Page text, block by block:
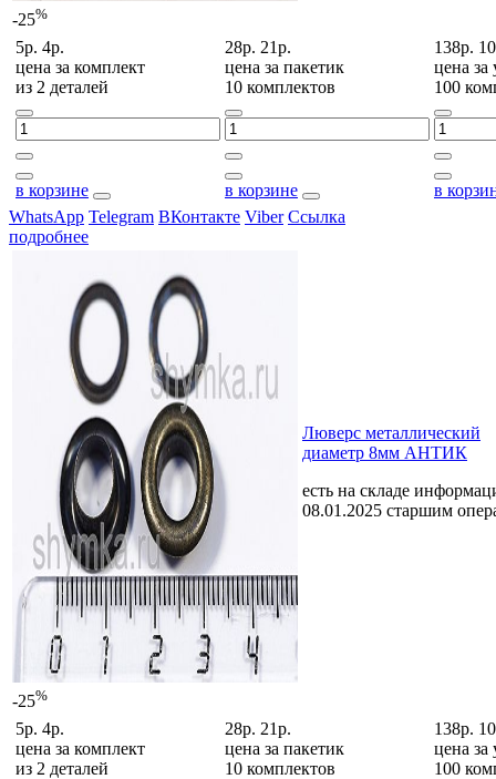
-25%
5р. 4р.
цена за комплект
из 2 деталей
в корзине
28р. 21р.
цена за пакетик
10 комплектов
в корзине
138р.
цена за
100
в
WhatsApp Telegram ВКонтакте Viber Ссылка
подробнее
-25%
Люверс металлический
диаметр 8мм АНТИК
есть на складе
08.01.2025 старшим
5р. 4р.
цена за комплект
из 2 деталей
28р. 21р.
цена за пакетик
10 комплектов
138р.
цена за
100